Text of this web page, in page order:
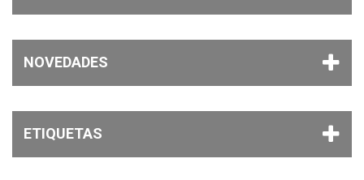
NOVEDADES
ETIQUETAS